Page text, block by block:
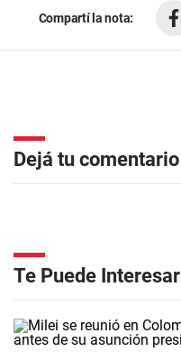
Compartí la nota:
Dejá tu comentario
Te Puede Interesar